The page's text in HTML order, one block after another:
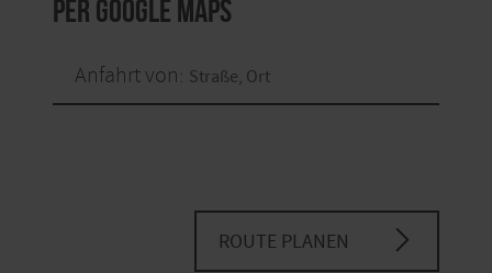
per Google Maps
Anfahrt von:
ROUTE PLANEN